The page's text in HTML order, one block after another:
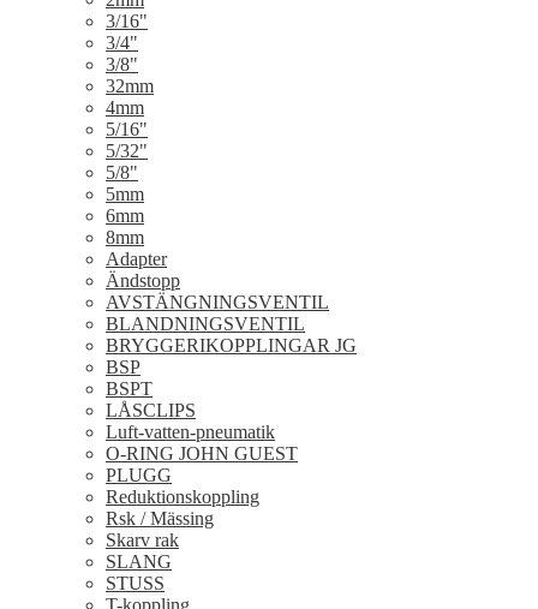
3/16"
3/4"
3/8"
32mm
4mm
5/16"
5/32"
5/8"
5mm
6mm
8mm
Adapter
Ändstopp
AVSTÄNGNINGSVENTIL
BLANDNINGSVENTIL
BRYGGERIKOPPLINGAR JG
BSP
BSPT
LÅSCLIPS
Luft-vatten-pneumatik
O-RING JOHN GUEST
PLUGG
Reduktionskoppling
Rsk / Mässing
Skarv rak
SLANG
STUSS
T-koppling